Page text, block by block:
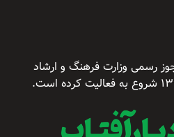
رسمی وزارت فرهنگ و ارشاد